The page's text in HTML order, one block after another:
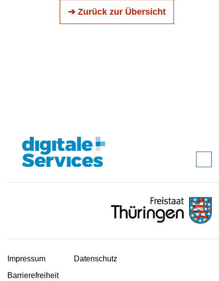
➔ Zurück zur Übersicht
Impressum
Datenschutz
Barrierefreiheit